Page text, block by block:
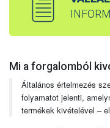
Mi a forgalomból
Általános értelmezés
folyamatot jelenti,
termékek kivételével –